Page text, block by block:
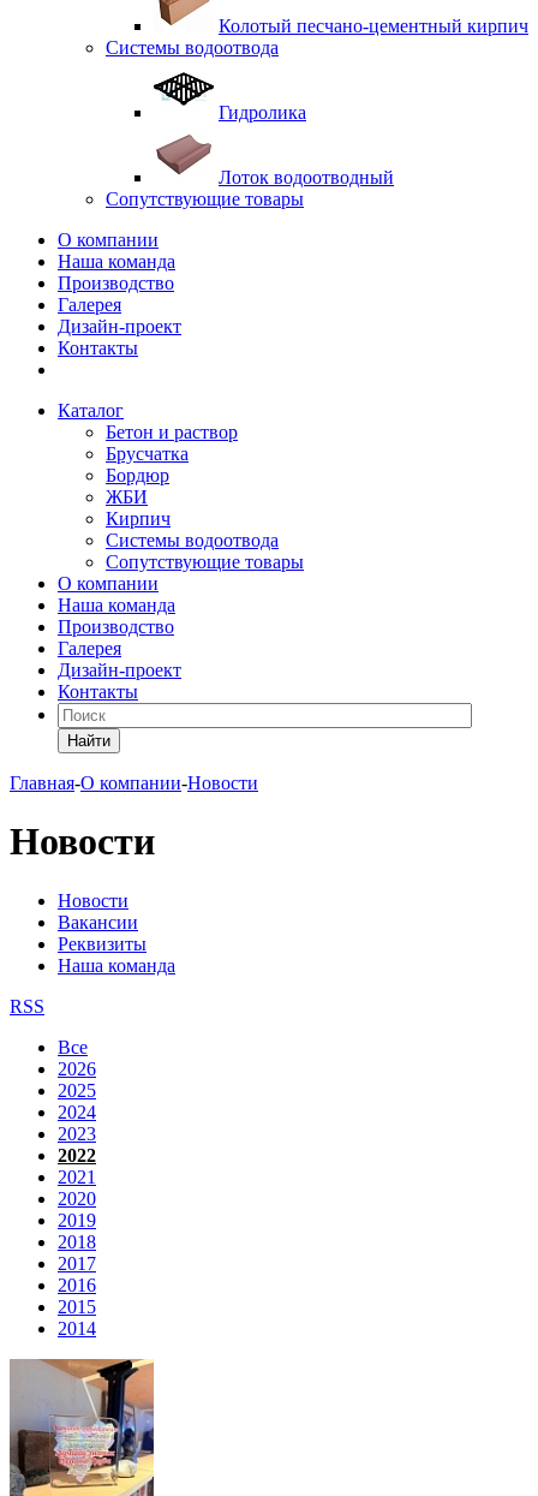
Колотый песчано-цементный кирпич
Системы водоотвода
Гидролика
Лоток водоотводный
Сопутствующие товары
О компании
Наша команда
Производство
Галерея
Дизайн-проект
Контакты
Каталог
Бетон и раствор
Брусчатка
Бордюр
ЖБИ
Кирпич
Системы водоотвода
Сопутствующие товары
О компании
Наша команда
Производство
Галерея
Дизайн-проект
Контакты
Найти
Главная-О компании-Новости
Новости
Новости
Вакансии
Реквизиты
Наша команда
RSS
Все
2026
2025
2024
2023
2022
2021
2020
2019
2018
2017
2016
2015
2014